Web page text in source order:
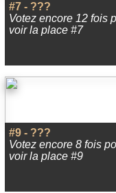
#7 - ???
Votez encore 12 fois
voir la place #7
#9 - ???
Votez encore 8 fois
voir la place #9